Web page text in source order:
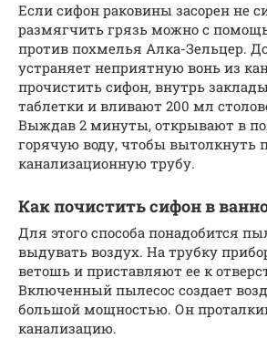
Если сифон раковины засорен не
размягчить грязь можно с
против похмелья Алка-Зельцер.
устраняет неприятную вонь из
прочистить сифон, внутрь
таблетки и вливают 200 мл
Выждав 2 минуты, открывают в
горячую воду, чтобы вытолкнуть
канализационную трубу.
Как почистить сифон в
Для этого способа понадобится
выдувать воздух. На трубку
ветошь и приставляют ее к
Включенный пылесос создает
большой мощностью. Он
канализацию.